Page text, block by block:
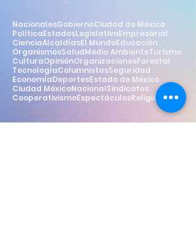
NacionalesGobiernoCiudad de México
PolíticaEstadosLegislativoEmpresarial
CienciaAlcaldíasEl MundoEducación
OrganismosSaludMedio AmbienteTurismo
CulturaOpiniónOrganizacionesForestal
TecnologíaColumnistasSeguridad
EconomíaDeportesEstado de México
Ciudad MéxicoNacionalSindicatos
CooperativismoEspectáculosReligión Estilo